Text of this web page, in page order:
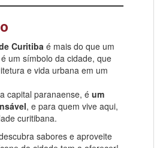
Curitiba é mais do que um
um símbolo da cidade, que
e vida urbana em um
capital paranaense, é um
, e para quem vive aqui,
curitibana.
sabores e aproveite